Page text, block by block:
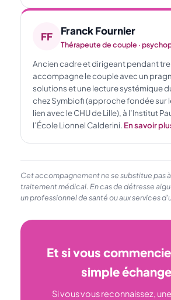
FF Franck Fournier
Thérapeute de couple ·
Ancien cadre et dirigeant pendant
accompagne le couple avec un
solutions et une lecture systémique
chez Symbiofi (approche fondée sur
lien avec le CHU de Lille), à l’Institut
l’École Lionnel Calderini. En savoir
Cet accompagnement ne se substitue pas à
traitement médical. En cas de détresse
un professionnel de santé ou aux services
Et si vous
simple
Si vous vous reconnaissez,